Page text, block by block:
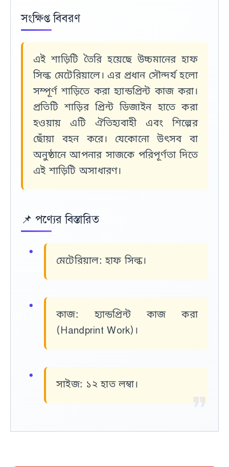
সংক্ষিপ্ত বিবরণ
এই শাড়িটি তৈরি হয়েছেউচ্চমানের হাফ
সিল্ক মেটেরিয়ালে। এর প্রধান সৌন্দর্য হলো
সম্পূর্ণ শাড়িতে করাহ্যান্ডপ্রিন্ট কাজ করা।
প্রতিটি শাড়ির প্রিন্ট ডিজাইন হাতে করা
হওয়ায় এটি ঐতিহ্যবাহী এবং শিল্পের
ছোঁয়াবহন করে। যেকোনো উৎসব বা
অনুষ্ঠানে আপনার সাজকে পরিপূর্ণতা দিতে
এই শাড়িটি অসাধারণ।
📌 পণ্যের বিস্তারিত
মেটেরিয়াল: হাফ সিল্ক।
কাজ: হ্যান্ডপ্রিন্ট কাজ করা
(Handprint Work)।
সাইজ: ১২ হাত লম্বা।